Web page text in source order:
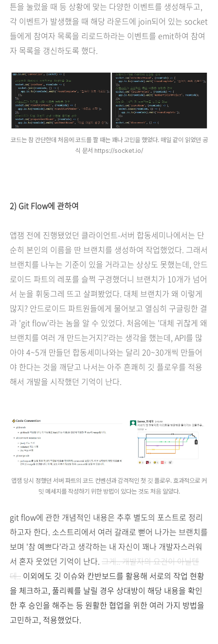
튼을 눌렀을 때 등 상황에 맞는 다양한 이벤트를 생성해두고,
각 이벤트가 발생했을 때 해당 라운드에 join되어 있는 socket
들에게 참여자 목록을 리로드하라는 이벤트를 emit하여 참여
자 목록을 갱신하도록 했다.
코드는 참 간단한데 처음에 코드를 짤 때는 꽤나 고민을 했었다. 매일 같이 읽었던 공
식 문서 https://socket.io/
2) Git Flow에 관하여
앱잼 전에 진행됐었던 클라이언트-서버 합동세미나에서는 단
순히 본인의 이름을 딴 브랜치를 생성하여 작업했었다. 그래서
브랜치를 나누는 기준이 있을 거라고는 상상도 못했는데, 안드
로이드 파트의 레포를 슬쩍 구경했더니 브랜치가 10개가 넘어
서 눈을 휘둥그레 뜨고 살펴봤었다. 대체 브랜치가 왜 이렇게
많지? 안드로이드 파트원들에게 물어보고 열심히 구글링한 결
과 'git flow'라는 놈을 알 수 있었다. 처음에는 '대체 귀찮게 왜
브랜치를 여러 개 만드는거지?'라는 생각을 했는데, API를 많
아야 4~5개 만들던 합동세미나와는 달리 20~30개씩 만들어
야 한다는 것을 깨닫고 나서는 아주 흔쾌히 깃 플로우를 적용
해서 개발을 시작했던 기억이 난다.
앱잼 당시 정했던 서버 파트의 코드 컨벤션과 감격적인 첫 깃 플로우. 효과적으로 커
밋 메세지를 작성하기 위한 방법이 있다는 것도 처음 알았다.
git flow에 관한 개념적인 내용은 추후 별도의 포스트로 정리
하고자 한다. 소스트리에서 여러 갈래로 뻗어 나가는 브랜치를
보며 '참 예쁘다'라고 생각하는 내 자신이 꽤나 개발자스러워
서 혼자 웃었던 기억이 난다. 그게.. 개발자의 요건이 아닐텐
데.. 이외에도 깃 이슈와 칸반보드를 활용해 서로의 작업 현황
을 체크하고, 풀리퀘를 날릴 경우 상대방이 해당 내용을 확인
한 후 승인을 해주는 등 원활한 협업을 위한 여러 가지 방법을
고민하고, 적용했었다.